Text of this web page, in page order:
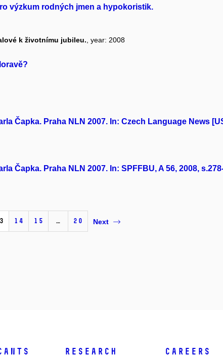
výzkum rodných jmen a hypokoristik.
k životnímu jubileu. , year: 2008
Čapka. Praha NLN 2007. In: Czech Language News
Čapka. Praha NLN 2007. In: SPFFBU, A 56, 2008,
14 15 … 20 Next
Research Careers